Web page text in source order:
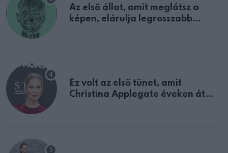
Az első állat, amit meglátsz a
képen, elárulja legrosszabb
Ez volt az első tünet, amit
Christina Applegate éveken át